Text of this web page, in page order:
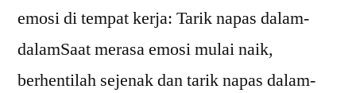
emosi di tempat kerja: Tarik napas dalam-
dalamSaat merasa emosi mulai naik,
berhentilah sejenak dan tarik napas dalam-